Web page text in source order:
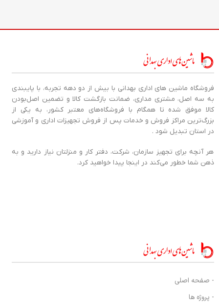
فروشگاه ماشین های اداری بهدانی با بیش از دو دهه تجربه، با پایبندی
به سه اصل، مشتری مداری، ضمانت بازگشت کالا و تضمین اصل‌بودن
کالا موفق شده تا همگام با فروشگاه‌های معتبر کشور، به یکی از
بزرگ‌ترین مراکز فروش و خدمات پس از فروش تجهیزات اداری و آموزشی
در استان تبدیل شود .
هر آنچه برای تجهیز سازمان، شرکت، دفتر کار و منزلتان نیاز دارید و به
ذهن شما خطور می‌کند در اینجا پیدا خواهید کرد.
- صفحه اصلی
- پروژه ها